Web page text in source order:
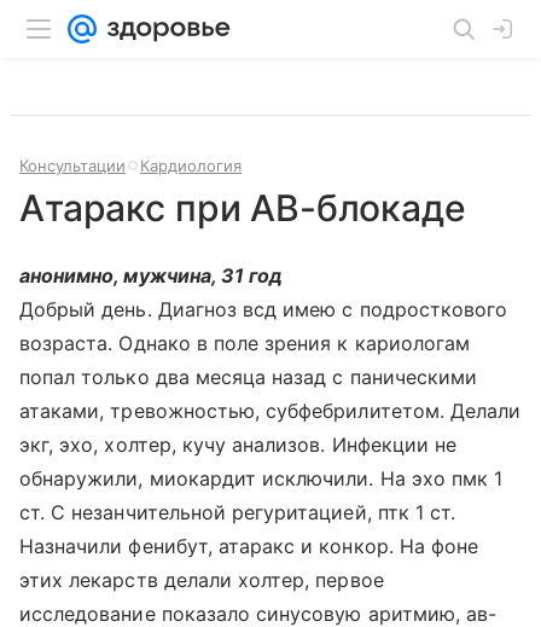
Консультации Кардиология
Атаракс при АВ-блокаде
анонимно, мужчина, 31 год
Добрый день. Диагноз всд имею с подросткового
возраста. Однако в поле зрения к кариологам
попал только два месяца назад с паническими
атаками, тревожностью, субфебрилитетом. Делали
экг, эхо, холтер, кучу анализов. Инфекции не
обнаружили, миокардит исключили. На эхо пмк 1
ст. С незанчительной регуритацией, птк 1 ст.
Назначили фенибут, атаракс и конкор. На фоне
этих лекарств делали холтер, первое
исследование показало синусовую аритмию, ав-